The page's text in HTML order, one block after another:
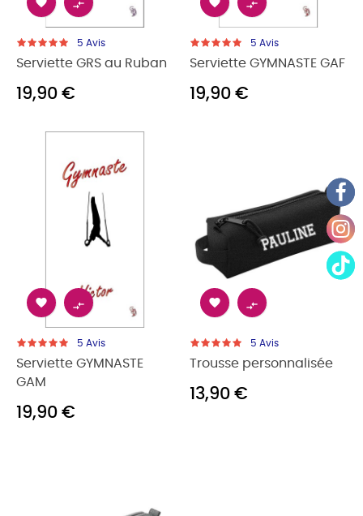

5 Avis
Serviette GRS au Ruban
19,90 €

5 Avis
Serviette GYMNASTE GAF
19,90 €
 
5 Avis
Serviette GYMNASTE
GAM
19,90 €
 
5 Avis
Trousse personnalisée
13,90 €